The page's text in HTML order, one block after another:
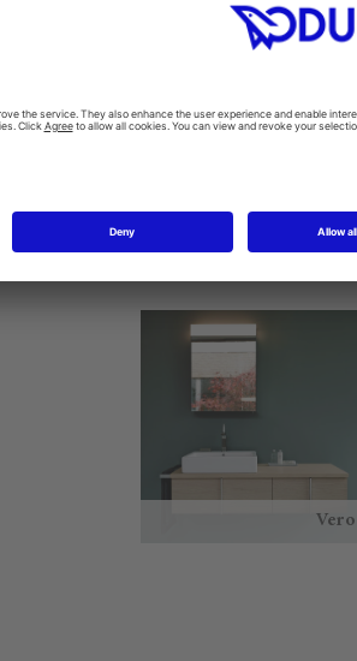
P3 Comforts
Starck 1
Vero